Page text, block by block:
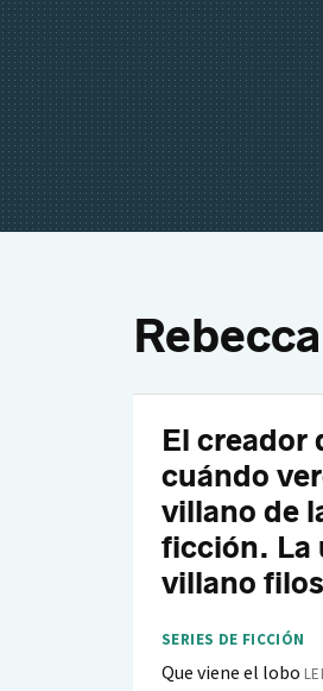
El creador
cuándo
villano de
ficción. La
villano
SERIES DE FICCIÓN
Que viene el lobo